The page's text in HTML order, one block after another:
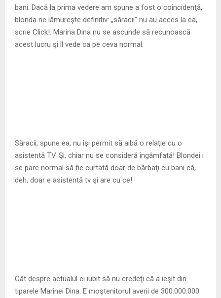
bani. Dacă la prima vedere am spune a fost o coincidenţă,
blonda ne lămureşte definitiv: „săracii” nu au acces la ea,
scrie Click!. Marina Dina nu se ascunde să recunoască
acest lucru şi îl vede ca pe ceva normal.
Săracii, spune ea, nu îşi permit să aibă o relaţie cu o
asistentă TV. Şi, chiar nu se consideră îngâmfată! Blondei i
se pare normal să fie curtată doar de bărbaţi cu bani că,
deh, doar e asistentă tv şi are cu ce!
Cât despre actualul ei iubit să nu credeţi că a ieşit din
tiparele Marinei Dina. E moştenitorul averii de 300.000.000